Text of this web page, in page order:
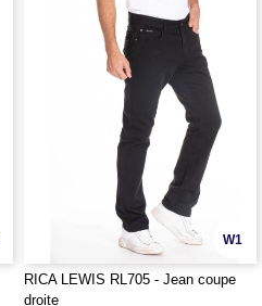
W1
RICA LEWIS RL705 - Jean coupe
droite